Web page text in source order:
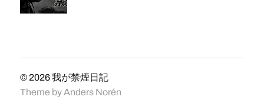
© 2026我が禁煙日記
Theme byAnders Norén